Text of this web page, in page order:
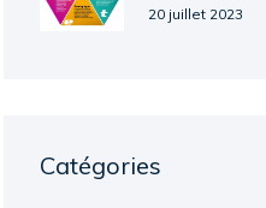
promouvoir
20 juillet 2023
Catégories